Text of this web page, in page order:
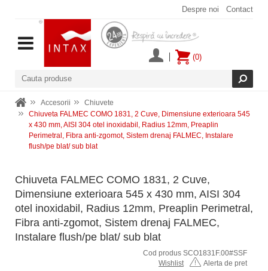
Despre noi Contact
(0)
Accesorii
Chiuvete
Chiuveta FALMEC COMO 1831, 2 Cuve, Dimensiune exterioara 545
x 430 mm, AISI 304 otel inoxidabil, Radius 12mm, Preaplin
Perimetral, Fibra anti-zgomot, Sistem drenaj FALMEC, Instalare
flush/pe blat/ sub blat
Chiuveta FALMEC COMO 1831, 2 Cuve,
Dimensiune exterioara 545 x 430 mm, AISI 304
otel inoxidabil, Radius 12mm, Preaplin Perimetral,
Fibra anti-zgomot, Sistem drenaj FALMEC,
Instalare flush/pe blat/ sub blat
Cod produs SCO1831F.00#SSF
Wishlist
Alerta de pret